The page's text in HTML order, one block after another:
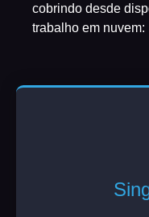
cobrindo desde
trabalho em nuvem: